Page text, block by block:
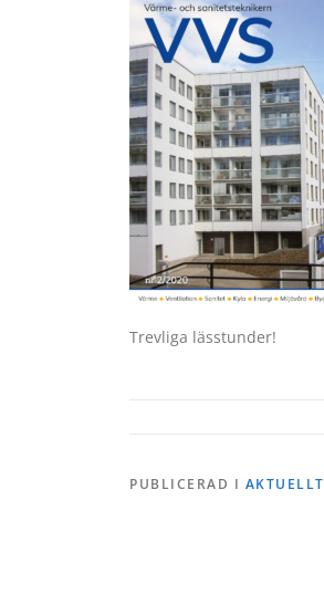
Trevliga lässtunder!
PUBLICERAD I AKTUELLT